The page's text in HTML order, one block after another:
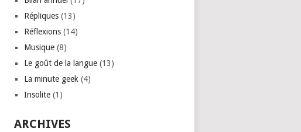
Répliques (13)
Réflexions (14)
Musique (8)
Le goût de la langue (13)
La minute geek (4)
Insolite (1)
ARCHIVES